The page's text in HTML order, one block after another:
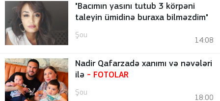
"Bacımın yasını tutub 3 körpəni
taleyin ümidinə buraxa bilməzdim"
Şou
14:08
Nadir Qafarzadə xanımı və nəvələri
ilə - FOTOLAR
Şou
18:00